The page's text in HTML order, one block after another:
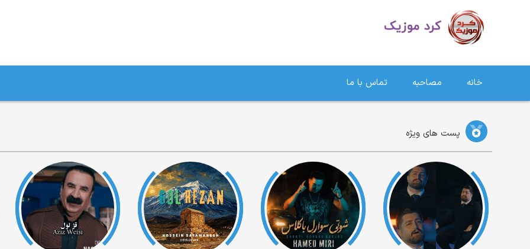
خانه مصاحبه تماس با ما
پست های ویژه